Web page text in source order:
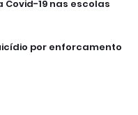
19 nas escolas
por enforcamento